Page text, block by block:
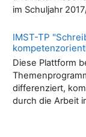
im Schuljahr
IMST-TP
Diese Plattform
differenziert,
durch die Arbeit